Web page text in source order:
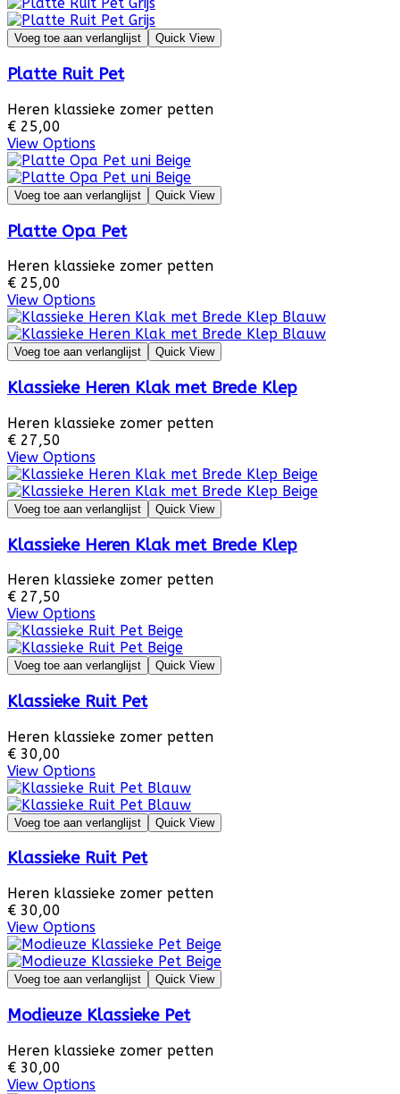
Voeg toe aan verlanglijst Quick View
Platte Ruit Pet
Heren klassieke zomer petten
€ 25,00
View Options
Voeg toe aan verlanglijst Quick View
Platte Opa Pet
Heren klassieke zomer petten
€ 25,00
View Options
Voeg toe aan verlanglijst Quick View
Klassieke Heren Klak met Brede Klep
Heren klassieke zomer petten
€ 27,50
View Options
Voeg toe aan verlanglijst Quick View
Klassieke Heren Klak met Brede Klep
Heren klassieke zomer petten
€ 27,50
View Options
Voeg toe aan verlanglijst Quick View
Klassieke Ruit Pet
Heren klassieke zomer petten
€ 30,00
View Options
Voeg toe aan verlanglijst Quick View
Klassieke Ruit Pet
Heren klassieke zomer petten
€ 30,00
View Options
Voeg toe aan verlanglijst Quick View
Modieuze Klassieke Pet
Heren klassieke zomer petten
€ 30,00
View Options